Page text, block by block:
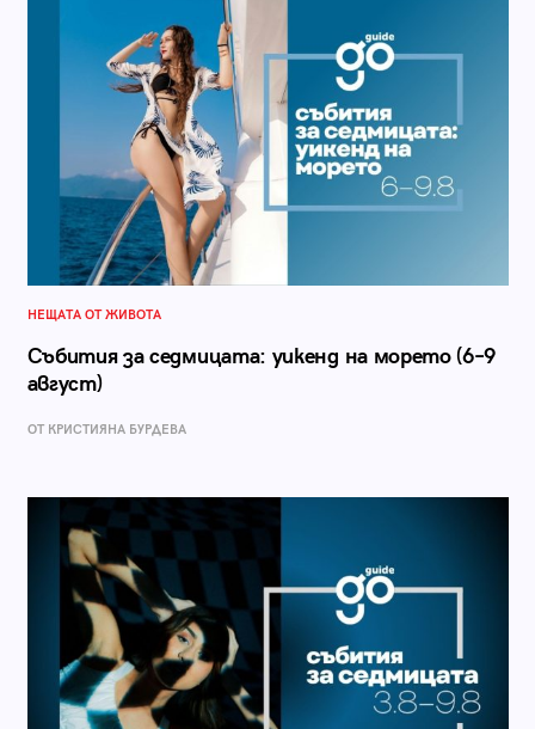
НЕЩАТА ОТ ЖИВОТА
Събития за седмицата: уикенд на морето (6–9
август)
ОТ КРИСТИЯНА БУРДЕВА